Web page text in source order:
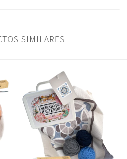
SIMILARES